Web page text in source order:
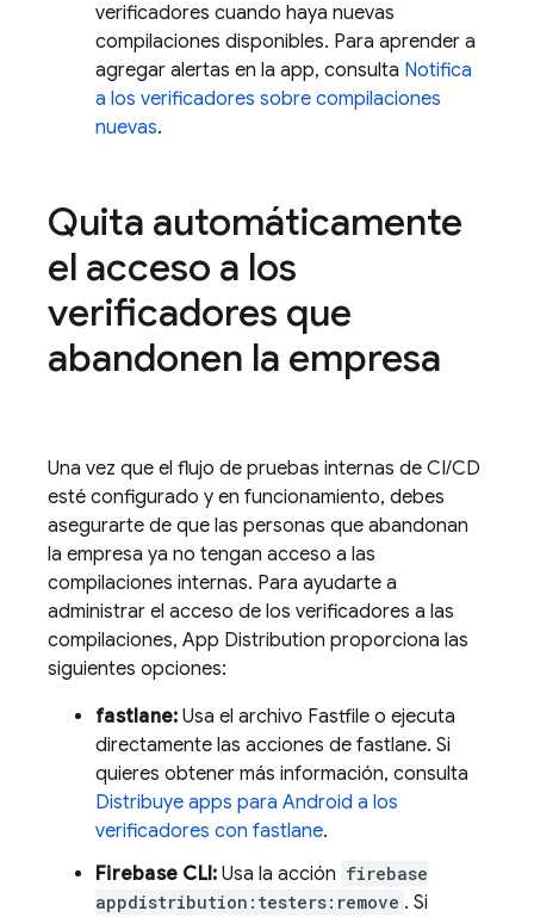
verificadores cuando haya nuevas
compilaciones disponibles. Para aprender a
agregar alertas en la app, consulta Notifica
a los verificadores sobre compilaciones
nuevas.
Quita automáticamente
el acceso a los
verificadores que
abandonen la empresa
Una vez que el flujo de pruebas internas de CI/CD
esté configurado y en funcionamiento, debes
asegurarte de que las personas que abandonan
la empresa ya no tengan acceso a las
compilaciones internas. Para ayudarte a
administrar el acceso de los verificadores a las
compilaciones, App Distribution proporciona las
siguientes opciones:
fastlane: Usa el archivo Fastfile o ejecuta
directamente las acciones de fastlane. Si
quieres obtener más información, consulta
Distribuye apps para Android a los
verificadores con fastlane.
Firebase CLI: Usa la acción firebase
appdistribution:testers:remove . Si